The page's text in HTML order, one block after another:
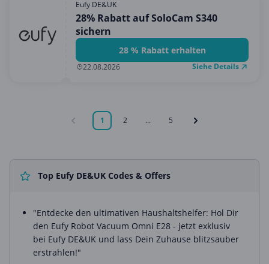
Eufy DE&UK
28% Rabatt auf SoloCam S340
sichern
28 % Rabatt erhalten
22.08.2026 Siehe Details
1 2 ... 5
Top Eufy DE&UK Codes & Offers
"Entdecke den ultimativen Haushaltshelfer: Hol Dir
den Eufy Robot Vacuum Omni E28 - jetzt exklusiv
bei Eufy DE&UK und lass Dein Zuhause blitzsauber
erstrahlen!"